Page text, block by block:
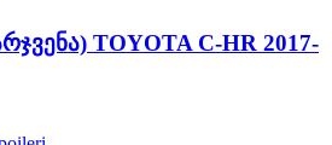
TOYOTA C-HR 2017-